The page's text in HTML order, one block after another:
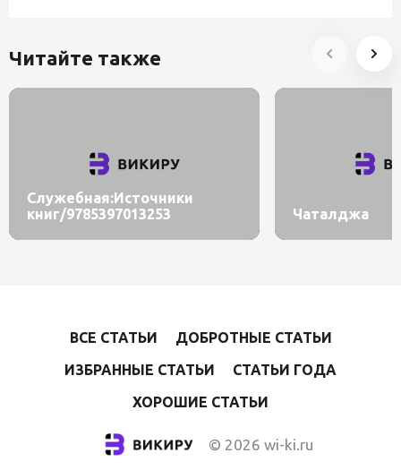
Читайте также
Служебная:Источники
книг/9785397013253
Чаталджа
ВСЕ СТАТЬИ
ДОБРОТНЫЕ СТАТЬИ
ИЗБРАННЫЕ СТАТЬИ
СТАТЬИ ГОДА
ХОРОШИЕ СТАТЬИ
© 2026 wi-ki.ru